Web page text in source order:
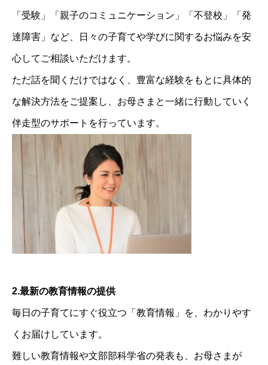
「受験」「親子のコミュニケーション」「不登校」「発
達障害」など、日々の子育てや学びに関するお悩みを安
心してご相談いただけます。
ただ話を聞くだけではなく、豊富な経験をもとに具体的
な解決方法をご提案し、お母さまと一緒に行動していく
伴走型のサポートを行っています。
2.最新の教育情報の提供
毎日の子育てにすぐ役立つ「教育情報」を、わかりやす
くお届けしています。
難しい教育情報や文部部科学省の発表も、お母さまが